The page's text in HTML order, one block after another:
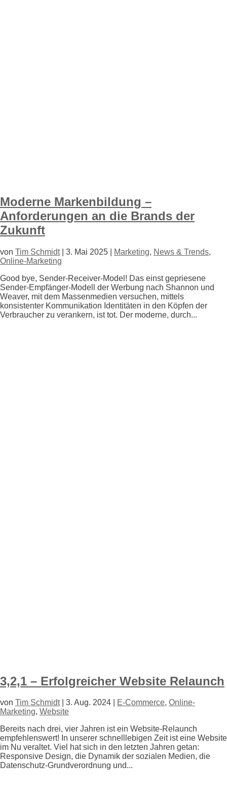
Moderne Markenbildung –
Anforderungen an die Brands der
Zukunft
von Tim Schmidt| 3. Mai 2025 Marketing, News & Trends,
Online-Marketing
Good bye, Sender-Receiver-Model! Das einst gepriesene
Sender-Empfänger-Modell der Werbung nach Shannon und
Weaver, mit dem Massenmedien versuchen, mittels
konsistenter Kommunikation Identitäten in den Köpfen der
Verbraucher zu verankern, ist tot. Der moderne, durch...
3,2,1 – Erfolgreicher Website Relaunch
von Tim Schmidt| 3. Aug. 2024 E-Commerce, Online-
Marketing, Website
Bereits nach drei, vier Jahren ist ein Website-Relaunch
empfehlenswert! In unserer schnelllebigen Zeit ist eine Website
im Nu veraltet. Viel hat sich in den letzten Jahren getan:
Responsive Design, die Dynamik der sozialen Medien, die
Datenschutz-Grundverordnung und...